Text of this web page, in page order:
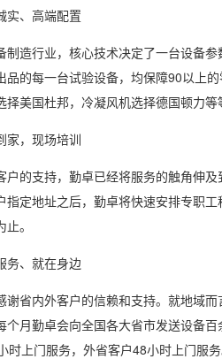
、高端配置
造行业，核心技术决定了一台设备参
品的每一台试验设备，均保障90以上
择美国杜邦，冷凝风机选择德国顿力
，现场培训
的支持，勤卓已经将服务的触角伸及
指定地址之后，勤卓将快速安排专职
。
、就在身边
省内外客户的信赖和支持。就地域而
个月勤卓会向全国各大省市发送设备
时上门服务，外省客户48小时上门服务